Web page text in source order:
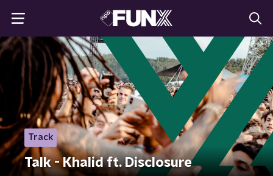
Track
Talk - Khalid ft. Disclosure